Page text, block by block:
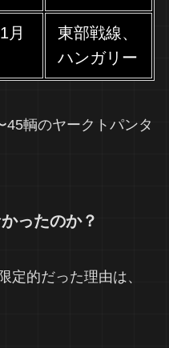
月
東部戦線、
ハンガリー
45輌のヤークトパンタ
ったのか？
定的だった理由は、